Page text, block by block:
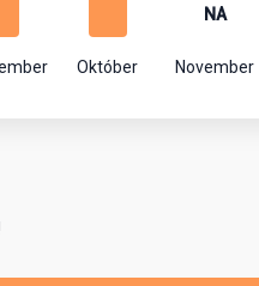
Október
NA
November